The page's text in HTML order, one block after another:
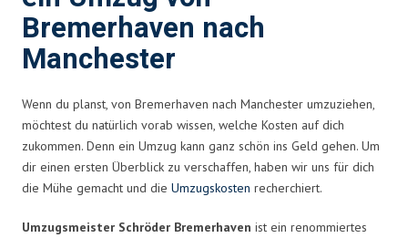
Bremerhaven nach
Manchester
Wenn du planst, von Bremerhaven nach Manchester umzuziehen,
möchtest du natürlich vorab wissen, welche Kosten auf dich
zukommen. Denn ein Umzug kann ganz schön ins Geld gehen. Um
dir einen ersten Überblick zu verschaffen, haben wir uns für dich
die Mühe gemacht und die Umzugskosten recherchiert.
Umzugsmeister Schröder Bremerhaven ist ein renommiertes